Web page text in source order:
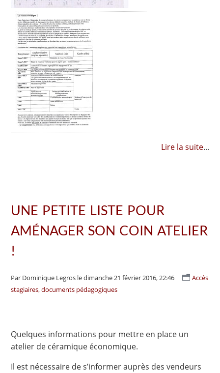
Lire la suite...
UNE PETITE LISTE POUR
AMÉNAGER SON COIN ATELIER
!
Par Dominique Legros le dimanche 21 février 2016, 22:46
Accès
stagiaires, documents pédagogiques
Quelques informations pour mettre en place un
atelier de céramique économique.
Il est nécessaire de s’informer auprès des vendeurs